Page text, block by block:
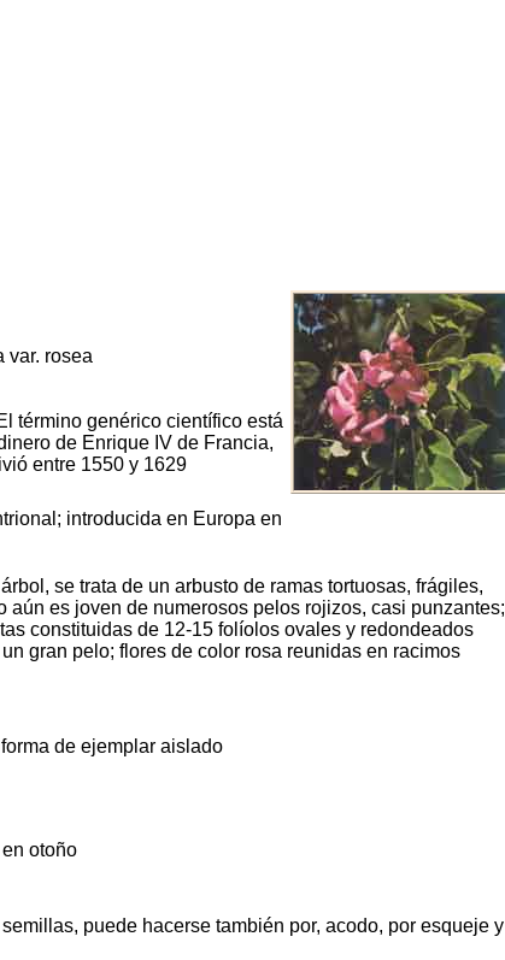
var. rosea
término genérico científico está
de Enrique IV de Francia,
entre 1550 y 1629
introducida en Europa en
se trata de un arbusto de ramas tortuosas, frágiles,
aún es joven de numerosos pelos rojizos, casi punzantes;
constituidas de 12-15 folíolos ovales y redondeados
gran pelo; flores de color rosa reunidas en racimos
de ejemplar aislado
otoño
puede hacerse también por, acodo, por esqueje y